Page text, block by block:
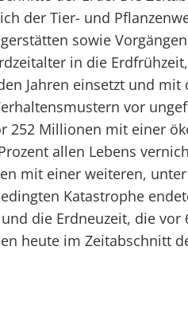
der Tier- und
sowie
in die
Jahren einsetzt und mit
vor
252 Millionen mit einer
allen Lebens
mit einer weiteren,
Katastrophe
die Erdneuzeit, die vor
heute im Zeitabschnitt